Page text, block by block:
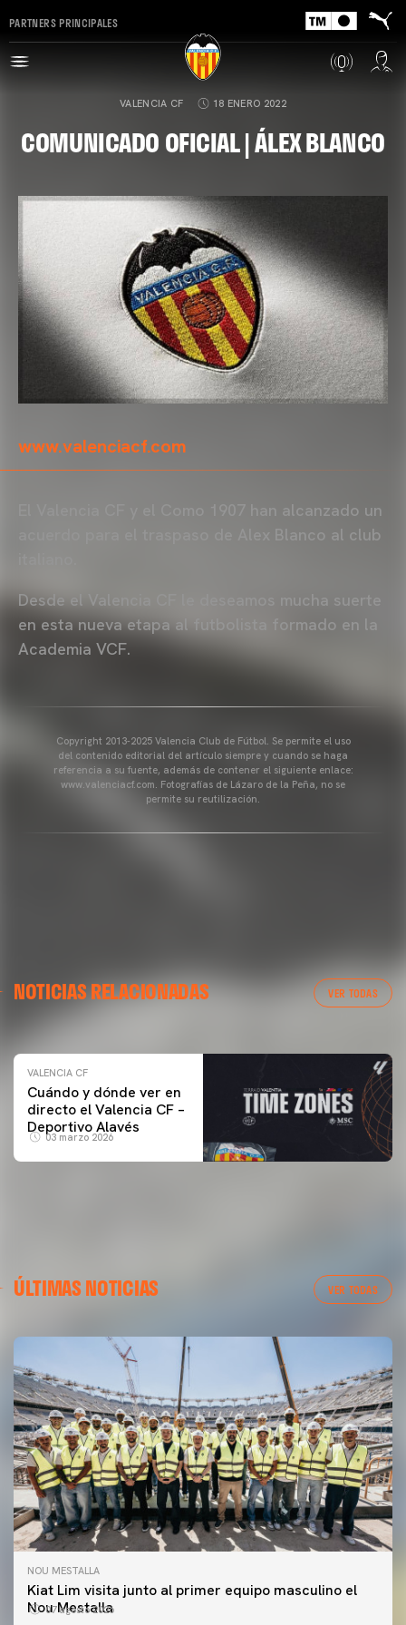
PARTNERS PRINCIPALES
VALENCIA CF 18 ENERO 2022
COMUNICADO OFICIAL | ÁLEX BLANCO
www.valenciacf.com
El Valencia CF y el Como 1907 han alcanzado un
acuerdo para el traspaso de Alex Blanco al club
Desde el Valencia CF le deseamos mucha suerte
en esta nueva etapa al futbolista formado en la
Academia VCF.
Copyright 2013-2025 Valencia Club de Fútbol. Se permite el uso
del contenido editorial del artículo siempre y cuando se haga
referencia a su fuente, además de contener el siguiente enlace:
www.valenciacf.com. Fotografías de Lázaro de la Peña, no se
permite su reutilización.
NOTICIAS RELACIONADAS VER TODAS
ENTRENAMIENTO DEL VALENCIA CF 04/03/26
VALENCIA CF
Cuándo y dónde ver en
directo el Valencia CF –
Deportivo Alavés
03 marzo 2026
ÚLTIMAS NOTICIAS VER TODAS
NOU MESTALLA
Kiat Lim visita junto al primer equipo masculino el
Nou Mestalla
07 agosto 2026